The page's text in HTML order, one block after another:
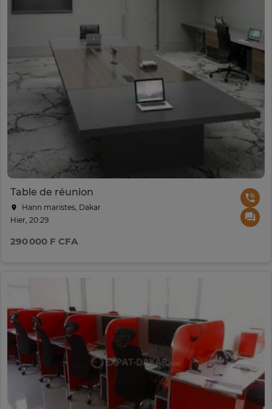
Table de réunion
Hann maristes, Dakar
Hier, 20:29
290 000 F CFA